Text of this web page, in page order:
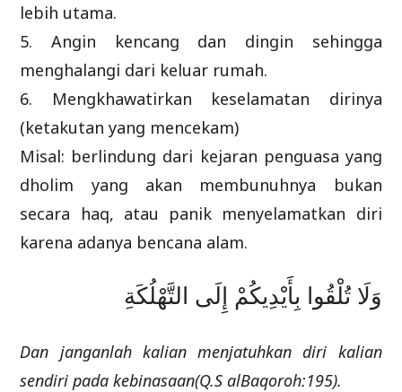
lebih utama.
5. Angin kencang dan dingin sehingga
menghalangi dari keluar rumah.
6. Mengkhawatirkan keselamatan dirinya
(ketakutan yang mencekam)
Misal: berlindung dari kejaran penguasa yang
dholim yang akan membunuhnya bukan
secara haq, atau panik menyelamatkan diri
karena adanya bencana alam.
وَلَا تُلْقُوا بِأَيْدِيكُمْ إِلَى التَّهْلُكَةِ
Dan janganlah kalian menjatuhkan diri kalian
sendiri pada kebinasaan(Q.S alBaqoroh:195).